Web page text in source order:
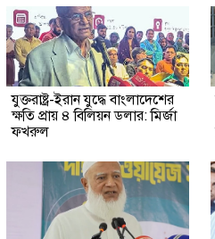
যুক্তরাষ্ট্র-ইরান যুদ্ধে বাংলাদেশের
ক্ষতি প্রায় ৪ বিলিয়ন ডলার: মির্জা
ফখরুল